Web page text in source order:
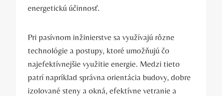
energetickú účinnosť.
Pri pasívnom inžinierstve sa využívajú rôzne
technológie a postupy, ktoré umožňujú čo
najefektívnejšie využitie energie. Medzi tieto
patrí napríklad správna orientácia budovy, dobre
izolované steny a okná, efektívne vetranie a